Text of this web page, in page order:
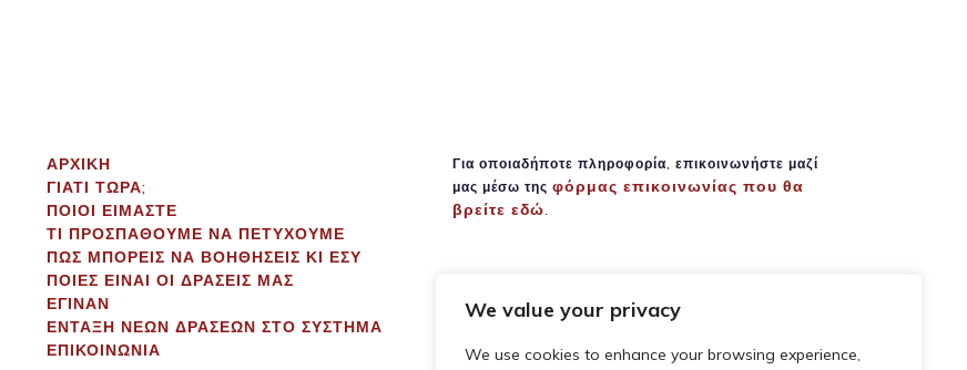
We value your privacy
We use cookies to enhance your browsing experience,
ΑΡΧΙΚΗ
ΓΙΑΤΙ ΤΩΡΑ;
ΠΟΙΟΙ ΕΙΜΑΣΤΕ
ΤΙ ΠΡΟΣΠΑΘΟΥΜΕ ΝΑ ΠΕΤΥΧΟΥΜΕ
ΠΩΣ ΜΠΟΡΕΙΣ ΝΑ ΒΟΗΘΗΣΕΙΣ ΚΙ ΕΣΥ
ΠΟΙΕΣ ΕΙΝΑΙ ΟΙ ΔΡΑΣΕΙΣ ΜΑΣ
ΕΓΙΝΑΝ
ΕΝΤΑΞΗ ΝΕΩΝ ΔΡΑΣΕΩΝ ΣΤΟ ΣΥΣΤΗΜΑ
ΕΠΙΚΟΙΝΩΝΙΑ
Για οποιαδήποτε πληροφορία, επικοινωνήστε μαζί
μας μέσω τηςφόρμας επικοινωνίας που θα
βρείτε εδώ.